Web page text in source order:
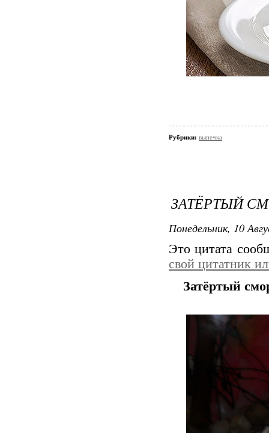
Рубрики: выпечка
ЗАТЁРТЫЙ
Понедельник, 10
Это цитата
свой цитатник
Затёртый